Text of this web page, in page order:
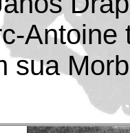
Antoine
sua